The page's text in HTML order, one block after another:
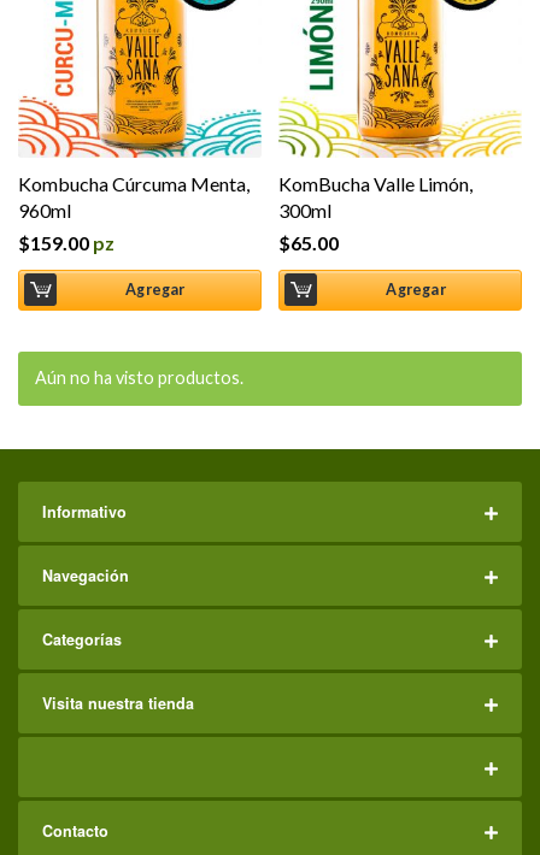
Kombucha Cúrcuma Menta,
960ml
$159.00 pz
Agregar
KomBucha Valle Limón,
300ml
$65.00
Agregar
Aún no ha visto productos.
Informativo
Navegación
Categorías
Visita nuestra tienda
Contacto